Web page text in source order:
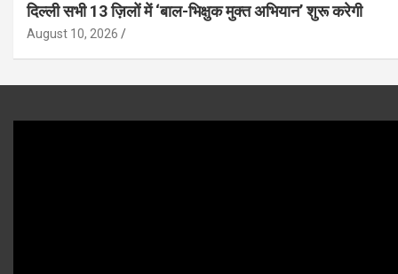
दिल्ली सभी 13 ज़िलों में ‘बाल-भिक्षुक मुक्त अभियान’ शुरू करेगी
August 10, 2026